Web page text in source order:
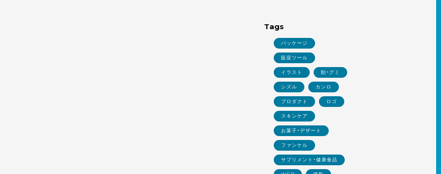
Tags
パッケージ
販促ツール
イラスト 飴・グミ
シズル カンロ
プロダクト ロゴ
スキンケア
お菓子・デザート
ファンケル
サプリメント・健康食品